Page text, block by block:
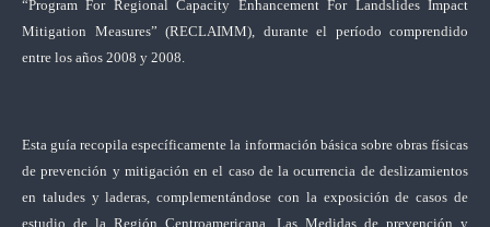
“Program For Regional Capacity Enhancement For Landslides Impact
Mitigation Measures” (RECLAIMM), durante el período comprendido
entre los años 2008 y 2008.
Esta guía recopila específicamente la información básica sobre obras físicas
de prevención y mitigación en el caso de la ocurrencia de deslizamientos
en taludes y laderas, complementándose con la exposición de casos de
estudio de la Región Centroamericana. Las Medidas de prevención y